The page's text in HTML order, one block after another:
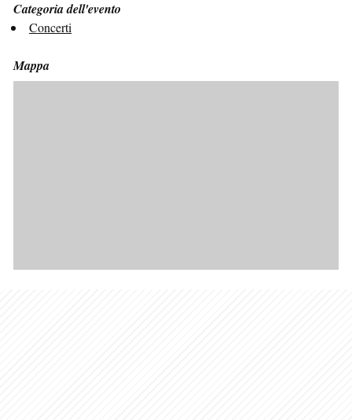
Categoria dell'evento
Concerti
Mappa